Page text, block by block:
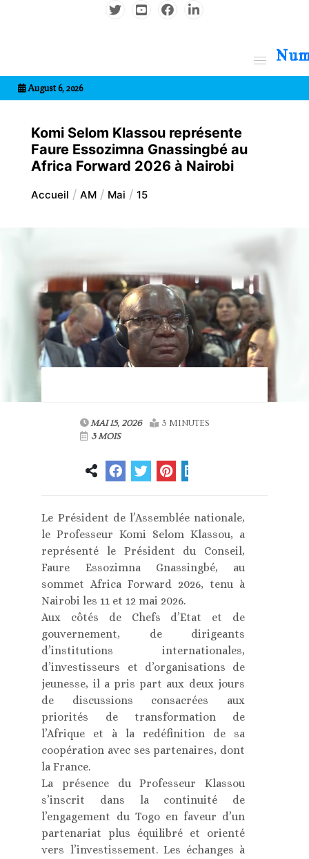
August 6, 2026
Komi Selom Klassou représente
Faure Essozimna Gnassingbé au
Africa Forward 2026 à Nairobi
Accueil AM Mai 15
MAI 15, 2026
3 MINUTES
3 MOIS
Le Président de l’Assemblée nationale,
le Professeur Komi Selom Klassou, a
représenté le Président du Conseil,
Faure Essozimna Gnassingbé, au
sommet Africa Forward 2026, tenu à
Nairobi les 11 et 12 mai 2026.
Aux côtés de Chefs d’Etat et de
gouvernement, de dirigeants
d’institutions internationales,
d’investisseurs et d’organisations de
jeunesse, il a pris part aux deux jours
de discussions consacrées aux
priorités de transformation de
l’Afrique et à la redéfinition de sa
coopération avec ses partenaires, dont
la France.
La présence du Professeur Klassou
s’inscrit dans la continuité de
l’engagement du Togo en faveur d’un
partenariat plus équilibré et orienté
vers l’investissement. Les échanges à